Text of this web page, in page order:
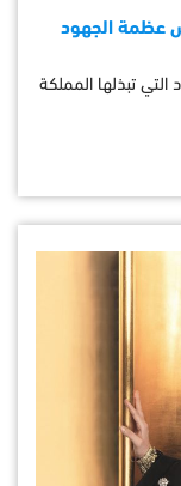
عظمة الجهود
التي تبذلها المملكة